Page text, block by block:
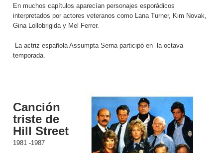
En muchos capítulos aparecían personajes esporádicos
interpretados por actores veteranos como Lana Turner, Kim Novak,
Gina Lollobrigida y Mel Ferrer.
La actriz española Assumpta Serna participó en la octava
temporada.
Canción
triste de
Hill Street
1981 -1987